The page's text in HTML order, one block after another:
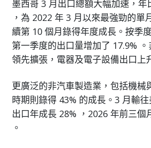
墨西哥 3 月出口總額大幅加速，年
，為 2022 年 3 月以來最強勁的單
續第 10 個月錄得年度成長。按季
第一季度的出口量增加了 17.9%
領先擴張，電器及電子設備出口上
更廣泛的非汽車製造業，包括機械
時期則錄得 43% 的成長。3 月輸
出口年成長 28% ，2026 年前三個
。